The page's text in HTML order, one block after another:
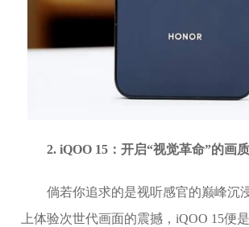
2. iQOO 15：开启“视觉革命”的画
倘若你追求的是视听感官的巅峰沉
上体验次世代画面的震撼，iQOO 15便